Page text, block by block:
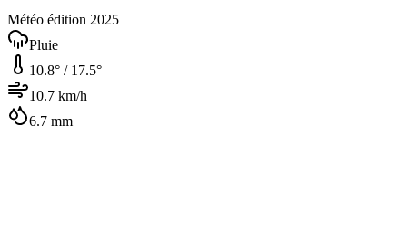
Météo édition 2025
Pluie
10.8° / 17.5°
10.7 km/h
6.7 mm